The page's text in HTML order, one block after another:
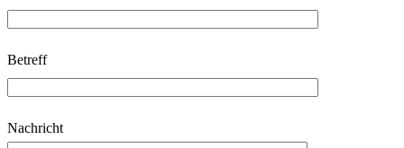
e
a
s
s
Betreff
Nachricht